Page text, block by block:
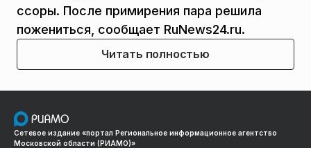
ссоры. После примирения пара решила
пожениться, сообщает RuNews24.ru.
Читать полностью
Сетевое издание «портал Региональное информационное агентство
Московской области (РИАМО)»